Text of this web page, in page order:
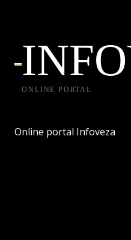
ONLINE PORTAL
Online portal Infoveza